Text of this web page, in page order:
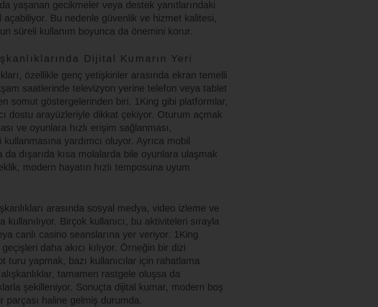
yaşanan gecikmeler veya destek yanıtlarındaki
açabiliyor. Bu nedenle güvenlik ve hizmet kalitesi,
süreli kullanım boyunca da önemini korur.
Dijital Kumarın Yeri
özellikle genç yetişkinler arasında ekran temelli
saatlerinde televizyon yerine telefon veya tablet
somut göstergelerinden biri. 1King gibi platformlar,
dostu arayüzleriyle dikkat çekiyor. Oturum açmak
ve oyunlara hızlı erişim sağlanması,
kullanmasına yardımcı oluyor. Ayrıca mobil
dışarıda kısa molalarda bile oyunlara ulaşmak
modern hayatın hızlı temposuna uyum
arasında sosyal medya, video izleme ve
kullanılıyor. Birçok kullanıcı, bu aktiviteleri sırayla
canlı casino seanslarına yer veriyor. 1King
daha akıcı kılıyor. Örneğin bir dizi
turu yapmak, bazı kullanıcılar için rahatlama
tamamen rastgele oluşsa da
şekilleniyor. Sonuçta dijital kumar, modern boş
parçası haline gelmiş durumda.